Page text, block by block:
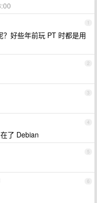
1
好些年前玩 PT 时都是用
2
3
4
了 Debian
5
6